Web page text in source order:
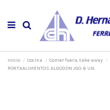
Inicio Cocina Comer fuera, take away
PORTAALIMENTOS ALGODON JGO. 6 UN.